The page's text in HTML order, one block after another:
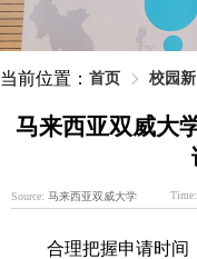
当前位置： 首页 校园新
马来西亚双威大
Source: 马来西亚双威大学
合理把握申请时间